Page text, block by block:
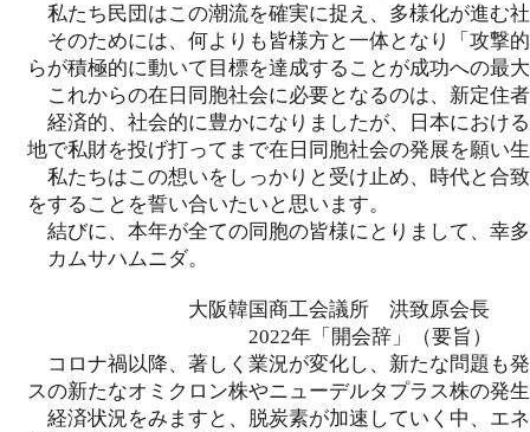
私たち民団はこの潮流を確実に捉え、多様化が進む
そのためには、何よりも皆様方と一体となり「攻撃
らが積極的に動いて目標を達成することが成功への最
これからの在日同胞社会に必要となるのは、新定住
経済的、社会的に豊かになりましたが、日本におけ
地で私財を投げ打ってまで在日同胞社会の発展を願い
私たちはこの想いをしっかりと受け止め、時代と合
をすることを誓い合いたいと思います。
結びに、本年が全ての同胞の皆様にとりまして、幸
カムサハムニダ。
大阪韓国商工会議所 洪致原会長
2022年「開会辞」
コロナ禍以降、著しく業況が変化し、新たな問題も
スの新たなオミクロン株やニューデルタプラス株の発
経済状況をみますと、脱炭素が加速していく中、エ